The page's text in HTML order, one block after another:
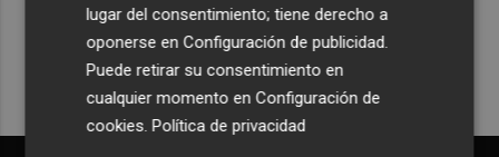
Quiero suscribirme
lugar del consentimiento; tiene derecho a
oponerse enConfiguración de publicidad.
Puede retirar su consentimiento en
cualquier momento enConfiguración de
cookies.Política de privacidad